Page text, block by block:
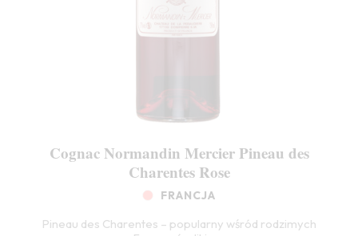
Cognac Normandin Mercier Pineau des
Charentes Rose
FRANCJA
Pineau des Charentes – popularny wśród rodzimych